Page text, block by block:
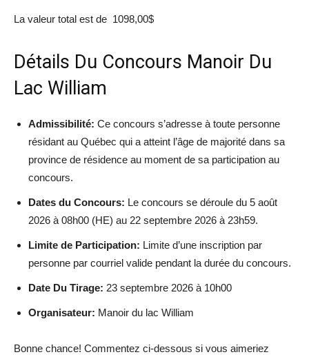
La valeur total est de 1098,00$
Détails Du Concours Manoir Du
Lac William
Admissibilité: Ce concours s’adresse à toute personne
résidant au Québec qui a atteint l’âge de majorité dans sa
province de résidence au moment de sa participation au
concours.
Dates du Concours: Le concours se déroule du 5 août
2026 à 08h00 (HE) au 22 septembre 2026 à 23h59.
Limite de Participation: Limite d’une inscription par
personne par courriel valide pendant la durée du concours.
Date Du Tirage: 23 septembre 2026 à 10h00
Organisateur: Manoir du lac William
Bonne chance! Commentez ci-dessous si vous aimeriez